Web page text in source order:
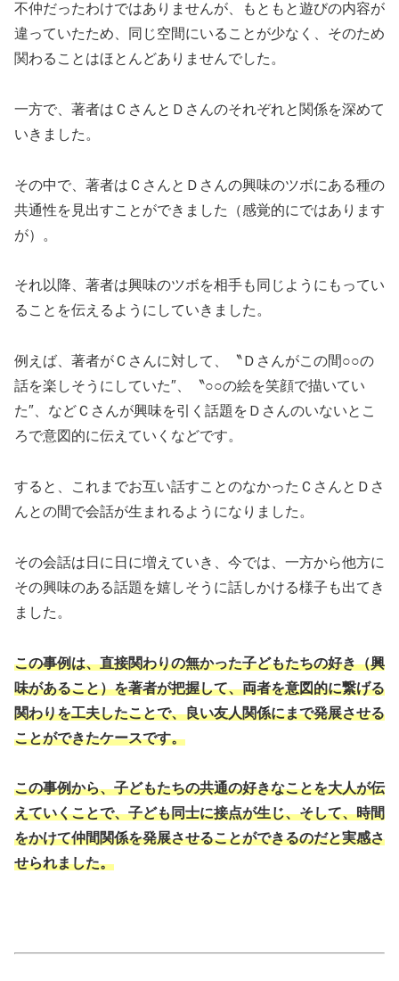
不仲だったわけではありませんが、もともと遊びの内容が
違っていたため、同じ空間にいることが少なく、そのため
関わることはほとんどありませんでした。
一方で、著者はＣさんとＤさんのそれぞれと関係を深めて
いきました。
その中で、著者はＣさんとＤさんの興味のツボにある種の
共通性を見出すことができました（感覚的にではあります
が）。
それ以降、著者は興味のツボを相手も同じようにもってい
ることを伝えるようにしていきました。
例えば、著者がＣさんに対して、〝Ｄさんがこの間○○の
話を楽しそうにしていた″、〝○○の絵を笑顔で描いてい
た″、などＣさんが興味を引く話題をＤさんのいないとこ
ろで意図的に伝えていくなどです。
すると、これまでお互い話すことのなかったＣさんとＤさ
んとの間で会話が生まれるようになりました。
その会話は日に日に増えていき、今では、一方から他方に
その興味のある話題を嬉しそうに話しかける様子も出てき
ました。
この事例は、直接関わりの無かった子どもたちの好き（興
味があること）を著者が把握して、両者を意図的に繋げる
関わりを工夫したことで、良い友人関係にまで発展させる
ことができたケースです。
この事例から、子どもたちの共通の好きなことを大人が伝
えていくことで、子ども同士に接点が生じ、そして、時間
をかけて仲間関係を発展させることができるのだと実感さ
せられました。